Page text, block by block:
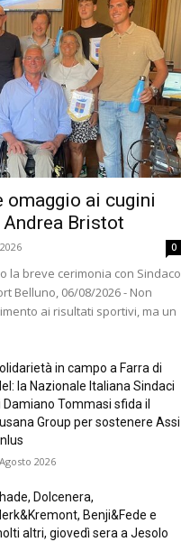
omaggio ai cugini
Bristot
0
la breve cerimonia con Sindaco
Belluno, 06/08/2026 - Non
ai risultati sportivi, ma un
in campo a Farra di
la Nazionale Italiana Sindaci
Damiano Tommasi sfida il
Group per sostenere Assi
2026
Dolcenera,
Benji&Fede e
altri, giovedì sera a Jesolo